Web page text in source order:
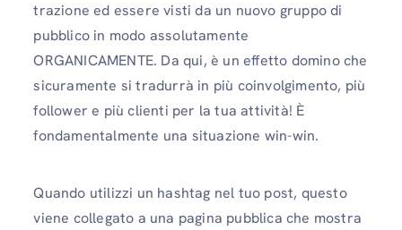
trazione ed essere visti da un nuovo gruppo di
pubblico in modo assolutamente
ORGANICAMENTE. Da qui, è un effetto domino che
sicuramente si tradurrà in più coinvolgimento, più
follower e più clienti per la tua attività! È
fondamentalmente una situazione win-win.
Quando utilizzi un hashtag nel tuo post, questo
viene collegato a una pagina pubblica che mostra